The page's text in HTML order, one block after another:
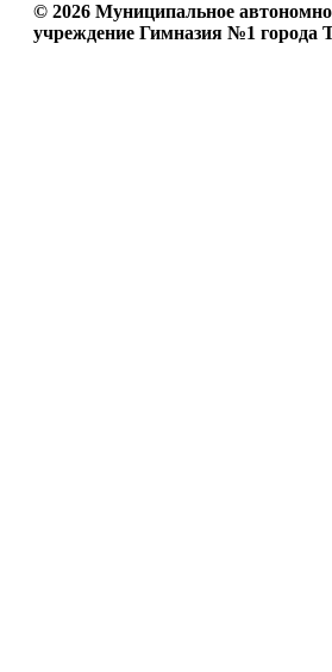
© 2026 Муниципальное
учреждение Гимназия №1 города